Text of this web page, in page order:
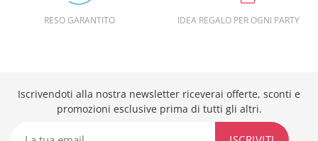
RESO GARANTITO IDEA REGALO PER OGNI PARTY
Iscrivendoti alla nostra newsletter riceverai offerte, sconti e
promozioni esclusive prima di tutti gli altri.